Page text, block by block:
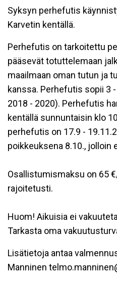
Syksyn perhefutis
Karvetin kentällä.
Perhefutis on tarkoitettu
pääsevät totuttelemaan
maailmaan oman tutun ja
kanssa. Perhefutis sopii 3
2018 - 2020). Perhefutis
kentällä sunnuntaisin klo
perhefutis on 17.9 -
poikkeuksena 8.10., jolloin
Osallistumismaksu on 65
rajoitetusti.
Huom! Aikuisia ei
Tarkasta oma
Lisätietoja antaa
Manninen